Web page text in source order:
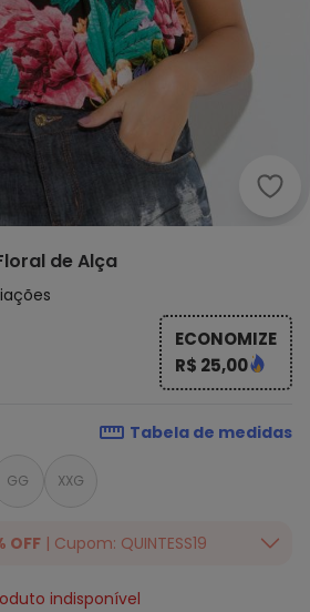
de Alça
ECONOMIZE
R$ 25,00
Tabela de medidas
GG XXG
OFF | Cupom: QUINTESS19
toda loja Quintess, até 07/08/2026.
indisponível